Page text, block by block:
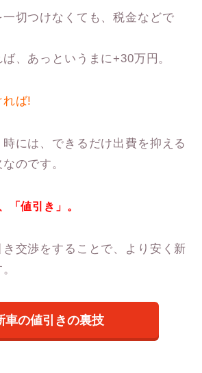
切つけなくても、税金などで
、あっというまに+30万円。
れば!
には、できるだけ出費を抑える
のです。
「値引き」。
交渉をすることで、より安く新
車の値引きの裏技